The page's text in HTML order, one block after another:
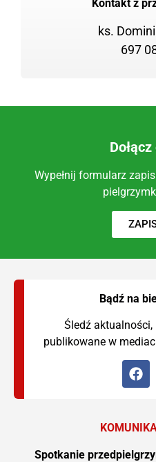
Kontakt z
ks.
697
Wypełnij formularz
Bądź na
Śledź
publikowane w
Spotkanie